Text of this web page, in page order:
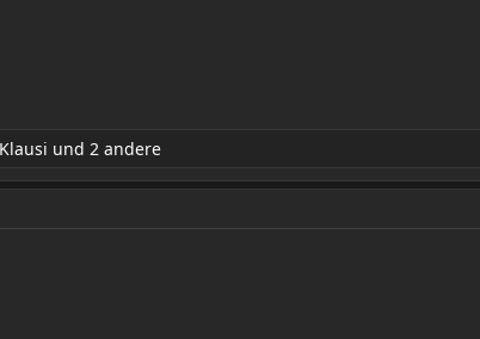
und 2 andere